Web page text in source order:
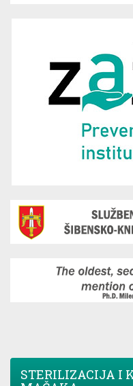
STERILIZACIJA I